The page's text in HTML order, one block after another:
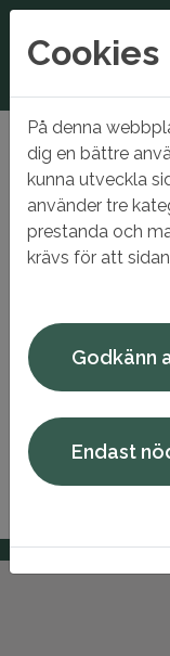
Hem
Gnesta Kommun
utan vatten. Har
ställs vatten ut för
Läs mer...
Cookies
På denna
dig en bättre
kunna utveckla
använder tre
prestanda och
krävs för att
Godkänn
Endast